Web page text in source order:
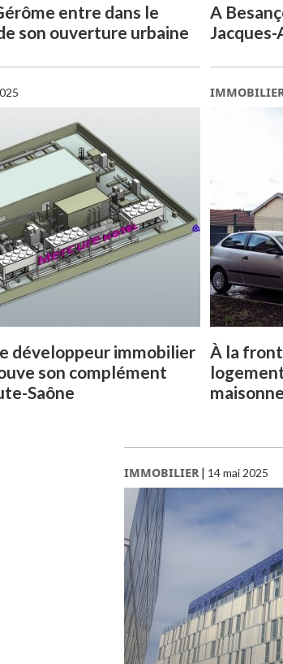
entre dans le
son ouverture urbaine
A
développeur immobilier
son complément
Saône
À la
IMMOBILIER| 14 mai 2025